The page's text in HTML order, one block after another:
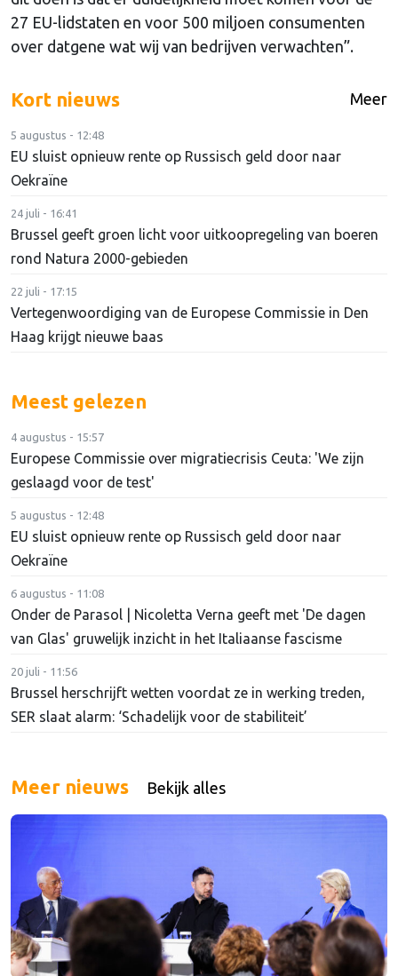
27 EU-lidstaten en voor 500 miljoen consumenten
over datgene wat wij van bedrijven verwachten”.
Kort nieuws Meer
5 augustus - 12:48
EU sluist opnieuw rente op Russisch geld door naar
Oekraïne
24 juli - 16:41
Brussel geeft groen licht voor uitkoopregeling van boeren
rond Natura 2000-gebieden
22 juli - 17:15
Vertegenwoordiging van de Europese Commissie in Den
Haag krijgt nieuwe baas
Meest gelezen
4 augustus - 15:57
Europese Commissie over migratiecrisis Ceuta: 'We zijn
geslaagd voor de test'
5 augustus - 12:48
EU sluist opnieuw rente op Russisch geld door naar
Oekraïne
6 augustus - 11:08
Onder de Parasol | Nicoletta Verna geeft met 'De dagen
van Glas' gruwelijk inzicht in het Italiaanse fascisme
20 juli - 11:56
Brussel herschrijft wetten voordat ze in werking treden,
SER slaat alarm: ‘Schadelijk voor de stabiliteit’
Meer nieuws Bekijk alles